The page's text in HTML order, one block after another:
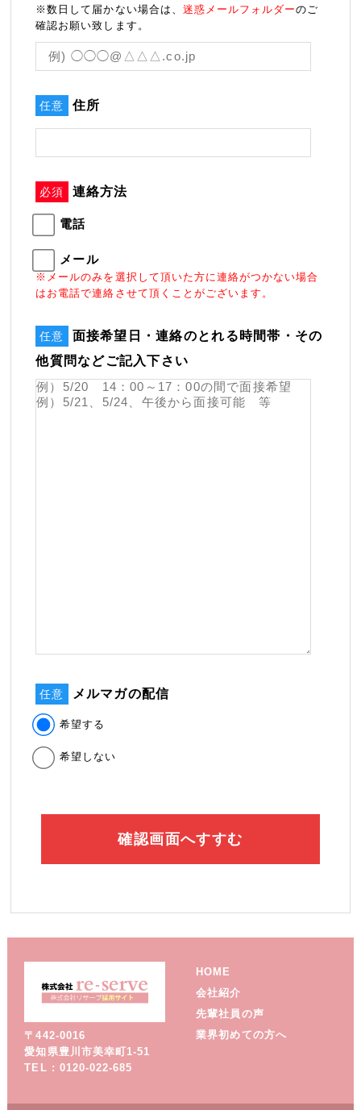
※数日して届かない場合は、 迷惑メールフォルダーのご
確認お願い致します。
任意 住所
必須 連絡方法
電話
メール
※メールのみを選択して頂いた方に連絡がつかない場合
はお電話で連絡させて頂くことがございます。
任意
面接希望日・連絡のとれる時間帯・その
他質問などご記入下さい
任意 メルマガの配信
希望する
希望しない
〒442-0016
愛知県豊川市美幸町1-51
TEL : 0120-022-685
HOME
会社紹介
先輩社員の声
業界初めての方へ